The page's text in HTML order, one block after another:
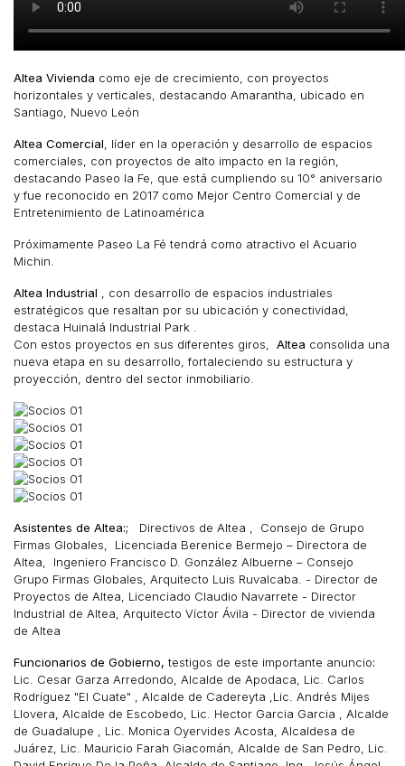
Altea Vivienda como eje de crecimiento, con proyectos
horizontales y verticales, destacando Amarantha, ubicado en
Santiago, Nuevo León
Altea Comercial , líder en la operación y desarrollo de espacios
comerciales, con proyectos de alto impacto en la región,
destacando Paseo la Fe, que está cumpliendo su 10° aniversario
y fue reconocido en 2017 como Mejor Centro Comercial y de
Entretenimiento de Latinoamérica
Próximamente Paseo La Fé tendrá como atractivo el Acuario
Michin.
Altea Industrial , con desarrollo de espacios industriales
estratégicos que resaltan por su ubicación y conectividad,
destaca Huinalá Industrial Park .
Con estos proyectos en sus diferentes giros,
Altea consolida una
nueva etapa en su desarrollo, fortaleciendo su estructura y
proyección, dentro del sector inmobiliario.
Asistentes de Altea:; Directivos de Altea , Consejo de Grupo
Firmas Globales, Licenciada Berenice Bermejo – Directora de
Altea, Ingeniero Francisco D. González Albuerne – Consejo
Grupo Firmas Globales, Arquitecto Luis Ruvalcaba. - Director de
Proyectos de Altea, Licenciado Claudio Navarrete - Director
Industrial de Altea, Arquitecto Víctor Ávila - Director de vivienda
de Altea
Funcionarios de Gobierno, testigos de este importante anuncio:
Lic. Cesar Garza Arredondo, Alcalde de Apodaca, Lic. Carlos
Rodríguez "El Cuate" , Alcalde de Cadereyta ,Lic. Andrés Mijes
Llovera, Alcalde de Escobedo, Lic. Hector Garcia Garcia , Alcalde
de Guadalupe , Lic. Monica Oyervides Acosta, Alcaldesa de
Juárez, Lic. Mauricio Farah Giacomán, Alcalde de San Pedro, Lic.